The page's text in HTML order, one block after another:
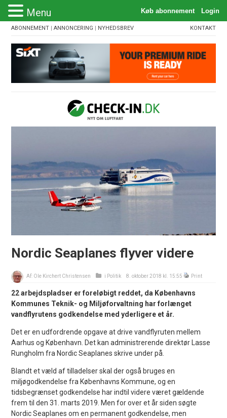
ABONNEMENT |ANNONCERING | NYHEDSBREV KONTAKT
Nordic Seaplanes flyver videre
Af: Ole Kirchert Christensen i Politik 8. oktober 2018 kl. 15:55 Print
22 arbejdspladser er foreløbigt reddet, da Københavns
Kommunes Teknik- og Miljøforvaltning har forlænget
vandflyrutens godkendelse med yderligere et år.
Det er en udfordrende opgave at drive vandflyruten mellem
Aarhus og København. Det kan administrerende direktør Lasse
Rungholm fra Nordic Seaplanes skrive under på.
Blandt et væld af tilladelser skal der også bruges en
miljøgodkendelse fra Københavns Kommune, og en
tidsbegrænset godkendelse har indtil videre været gældende
frem til den 31. marts 2019. Men for over et år siden søgte
Nordic Seaplanes om en permanent godkendelse, men
Menu